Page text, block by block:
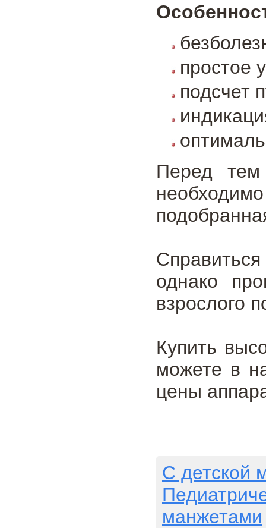
простое
подсчет
Перед тем
однако
взрослого
Купить
можете в
цены
C детской
манжетами